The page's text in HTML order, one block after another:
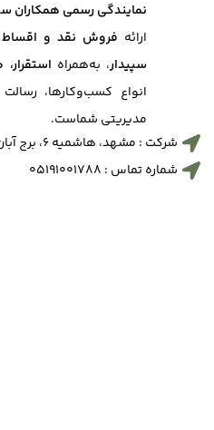
نمایندگی رسمی همکاران
ارائه فروش نقد و اقساط
سپیدار، به‌همراه
انواع کسب‌وکارها،
مدیریتی شماست.
شرکت : مشهد، هاشمیه 6، برج آبان، طبقه 5، واحد 508
شماره تماس : 05191001788